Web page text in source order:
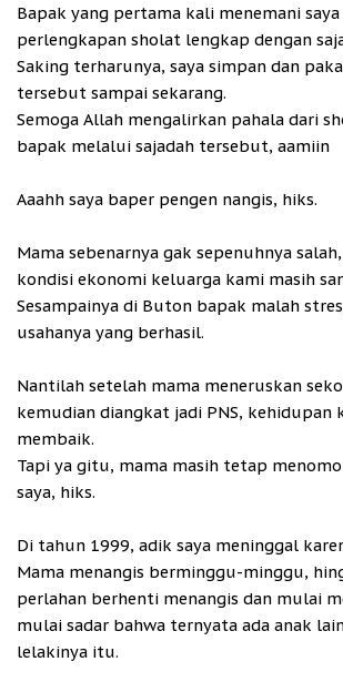
Bapak yang pertama kali menemani
perlengkapan sholat lengkap dengan
Saking terharunya, saya simpan dan
tersebut sampai sekarang.
Semoga Allah mengalirkan pahala dari
bapak melalui sajadah tersebut, aamiin
Aaahh saya baper pengen nangis, hiks.
Mama sebenarnya gak sepenuhnya
kondisi ekonomi keluarga kami masih
Sesampainya di Buton bapak malah
usahanya yang berhasil.
Nantilah setelah mama meneruskan
kemudian diangkat jadi PNS, kehidupan
membaik.
Tapi ya gitu, mama masih tetap
saya, hiks.
Di tahun 1999, adik saya meninggal
Mama menangis berminggu-minggu,
perlahan berhenti menangis dan mulai
mulai sadar bahwa ternyata ada anak
lelakinya itu.